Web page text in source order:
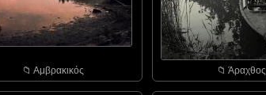
📁︎ Αμβρακικός 📁︎ Άραχθος